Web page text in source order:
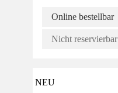
Online bestellbar
Nicht reservierbar
NEU